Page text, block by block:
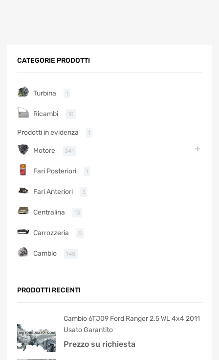
CATEGORIE PRODOTTI
Turbina 1
Ricambi 10
Prodotti in evidenza 1
Motore 341
Fari Posteriori 1
Fari Anteriori 3
Centralina 13
Carrozzeria 8
Cambio 148
PRODOTTI RECENTI
Cambio 6TJ09 Ford Ranger 2.5 WL 4x4 2011
Usato Garantito
Prezzo su richiesta